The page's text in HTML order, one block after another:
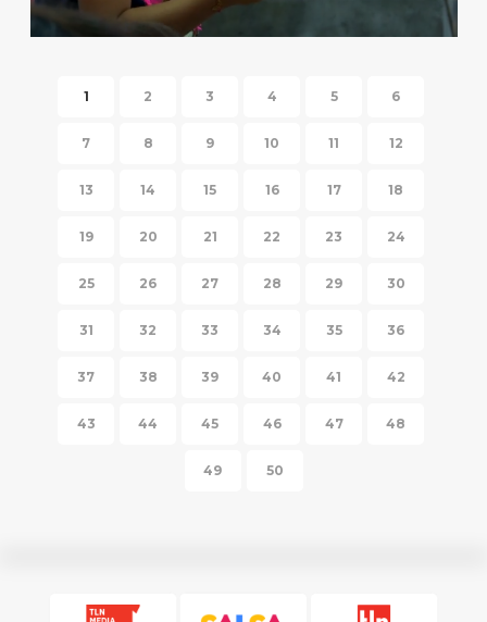
1 2 3 4 5 6
7 8 9 10 11 12
13 14 15 16 17 18
19 20 21 22 23 24
25 26 27 28 29 30
31 32 33 34 35 36
37 38 39 40 41 42
43 44 45 46 47 48
49 50